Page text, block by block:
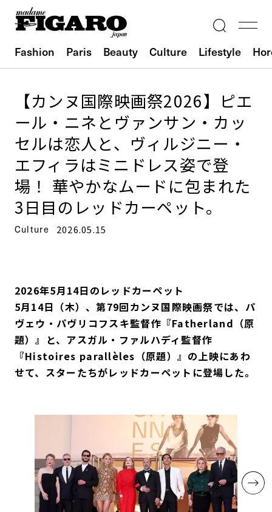
Fashion Paris Beauty Culture Lifestyle
【カンヌ国際映画祭2026】ピエ
ール・ニネとヴァンサン・カッ
セルは恋人と、ヴィルジニー・
エフィラはミニドレス姿で登
場！ 華やかなムードに包まれた
3日目のレッドカーペット。
Culture 2026.05.15
2026年5月14日のレッドカーペット
5月14日（木）、第79回カンヌ国際映画祭では、パ
ヴェウ・パヴリコフスキ監督作『Fatherland（原
題）』と、アスガル・ファルハディ監督作
『Histoires parallèles（原題）』の上映にあわ
せて、スターたちがレッドカーペットに登場した。